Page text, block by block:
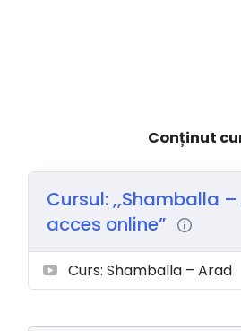
Conținut
Cursul: ,,Shamballa
acces online”
Curs: Shamballa – Arad